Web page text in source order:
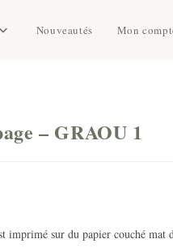
Nouveautés Mon
– GRAOU 1
imprimé sur du papier couché mat